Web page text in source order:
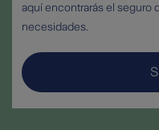
aquí encontrarás el seguro
necesidades.